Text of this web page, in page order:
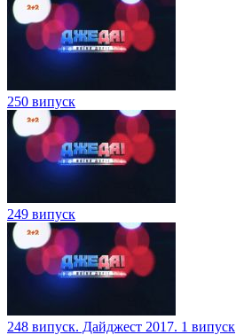
250 випуск
249 випуск
248 випуск. Дайджест 2017. 1 випуск